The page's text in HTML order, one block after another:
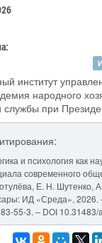
институт
народного
службы при
и психология как
современного
Е. Н. Шутенко,
ИД «Среда», 2026.
55-3. – DOI 10.31483/